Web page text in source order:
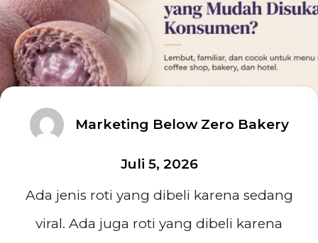
Marketing Below Zero Bakery
Juli 5, 2026
Ada jenis roti yang dibeli karena sedang
viral. Ada juga roti yang dibeli karena